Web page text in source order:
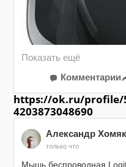
Комментарии
https://ok.ru/profile/
4203873048690
Александр
только что
Мышь беспроводная